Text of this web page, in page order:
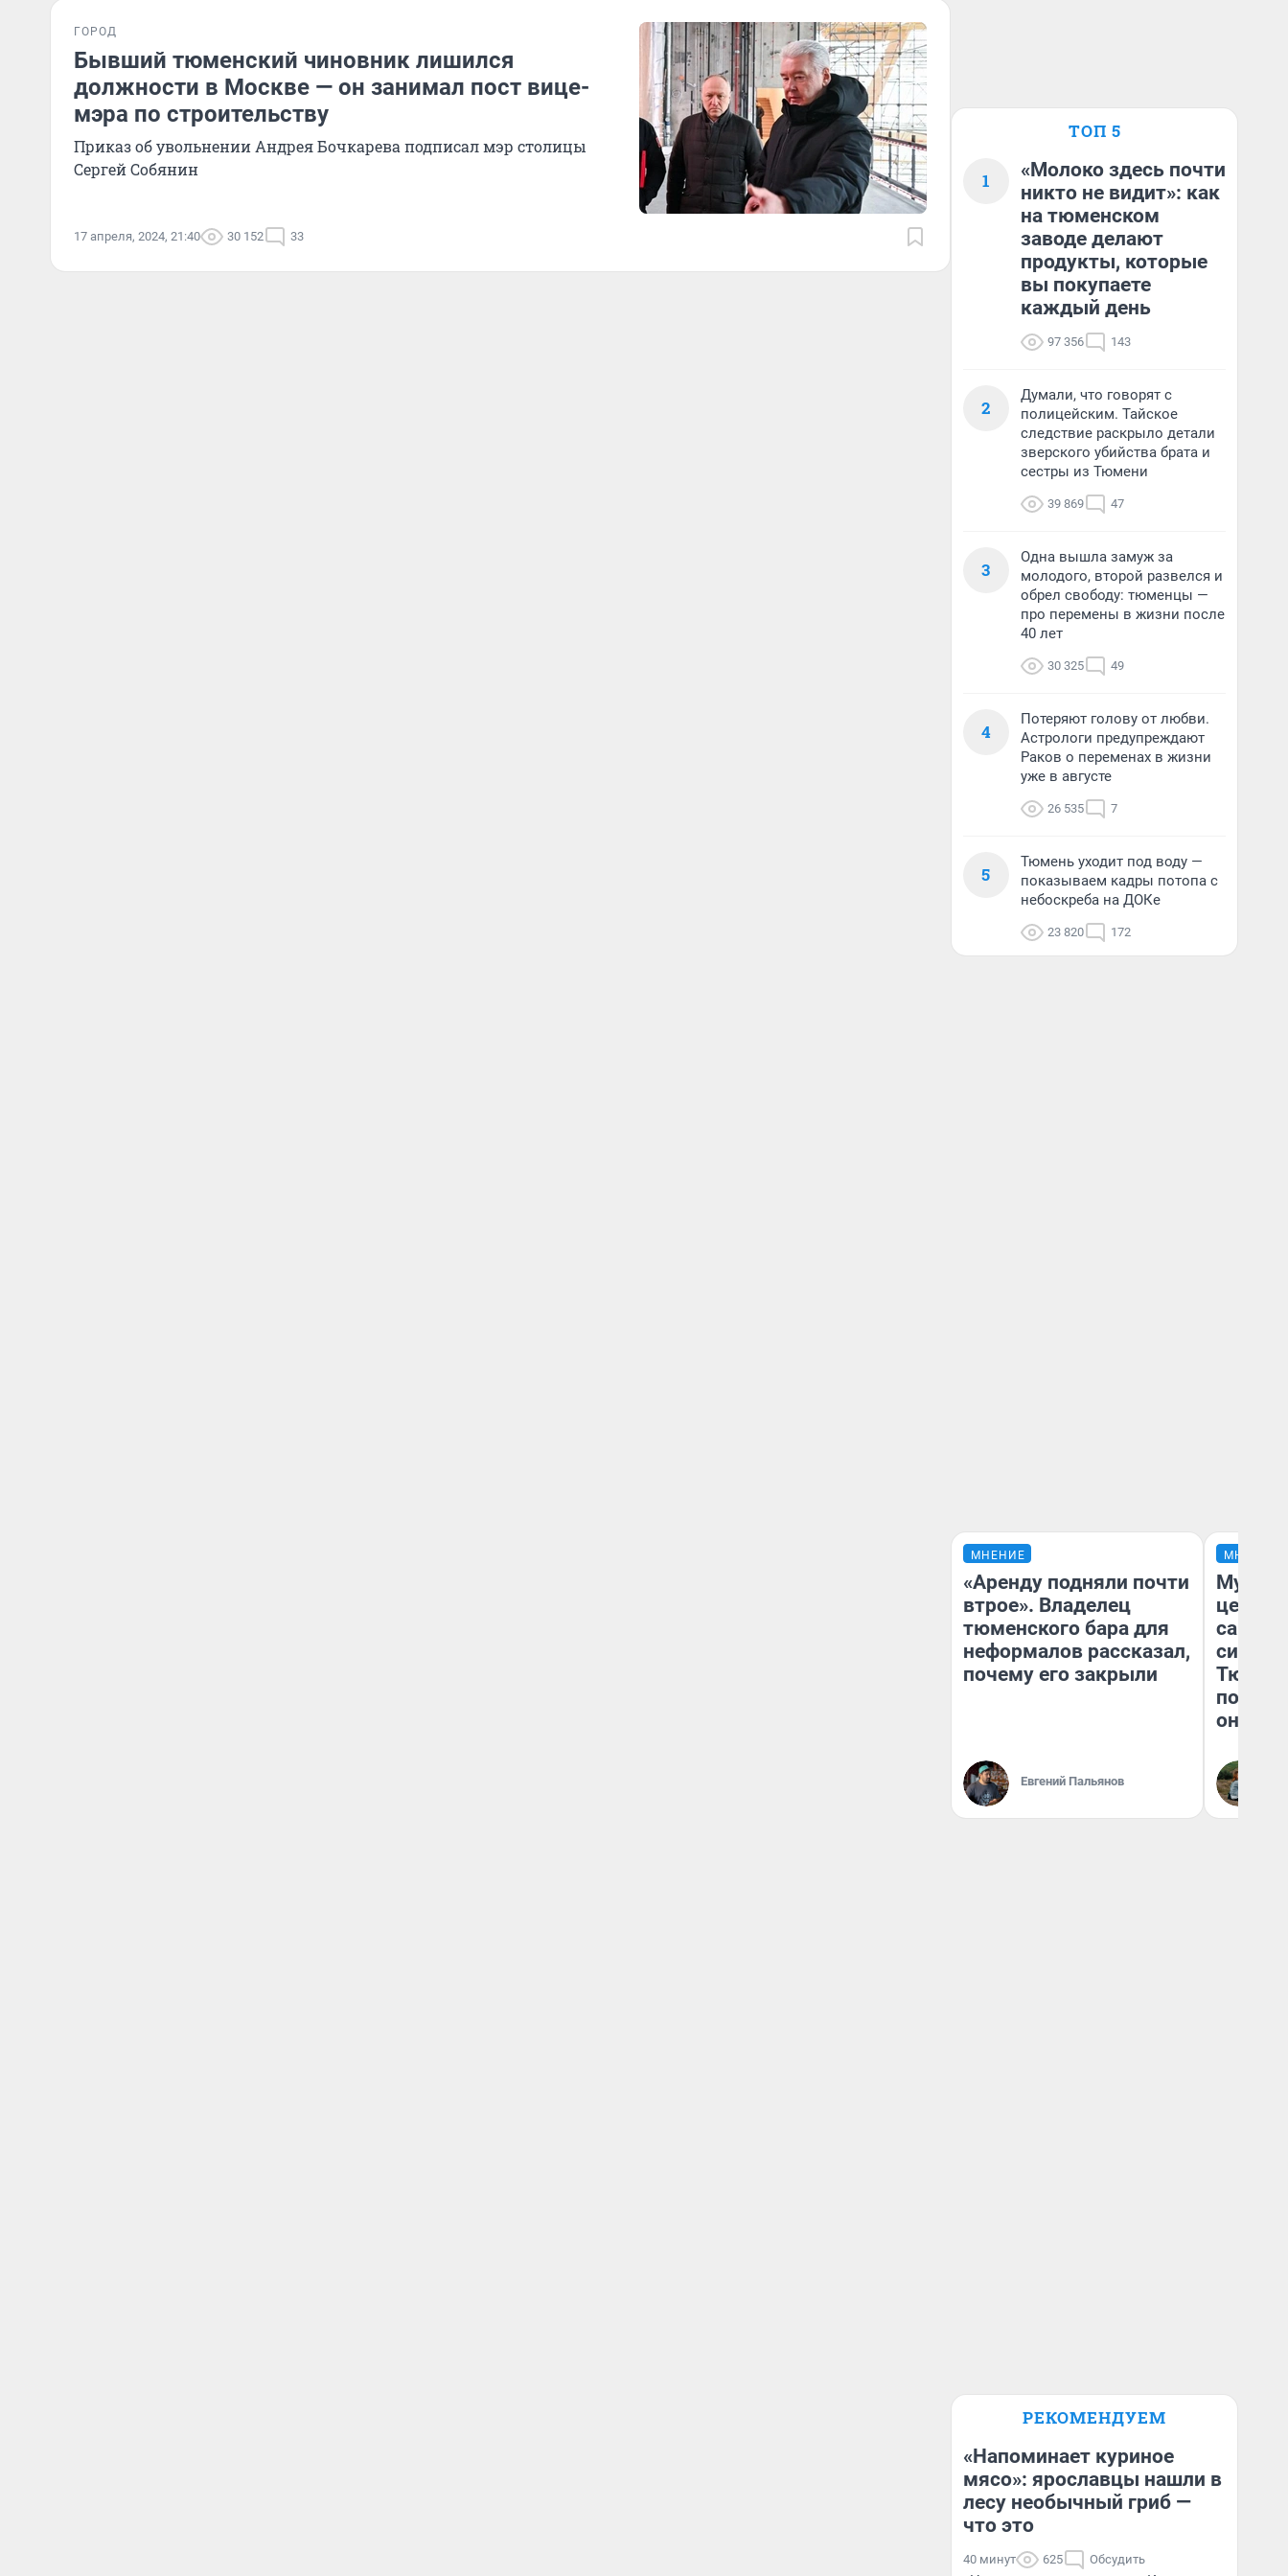
ГОРОД
Бывший тюменский чиновник лишился
должности в Москве — он занимал пост вице-
мэра по строительству
Приказ об увольнении Андрея Бочкарева подписал мэр столицы
Сергей Собянин
17 апреля, 2024, 21:40 30 152 33
ТОП 5
1
«Молоко здесь почти
никто не видит»: как
на тюменском
заводе делают
продукты, которые
вы покупаете
каждый день
97 356 143
2
Думали, что говорят с
полицейским. Тайское
следствие раскрыло детали
зверского убийства брата и
сестры из Тюмени
39 869 47
3
Одна вышла замуж за
молодого, второй развелся и
обрел свободу: тюменцы —
про перемены в жизни после
40 лет
30 325 49
4
Потеряют голову от любви.
Астрологи предупреждают
Раков о переменах в жизни
уже в августе
26 535 7
5
Тюмень уходит под воду —
показываем кадры потопа с
небоскреба на ДОКе
23 820 172
МНЕНИЕ
«Аренду подняли почти
втрое». Владелец
тюменского бара для
неформалов рассказал,
почему его закрыли
Евгений Пальянов
МНЕНИЕ
Музей
они
РЕКОМЕНДУЕМ
«Напоминает куриное
мясо»: ярославцы нашли в
лесу необычный гриб —
что это
40 минут 625 Обсудить